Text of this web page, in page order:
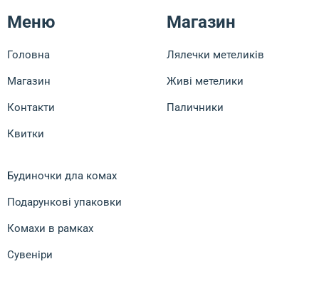
Меню
Головна
Магазин
Контакти
Квитки
Магазин
Лялечки метеликів
Живі метелики
Паличники
Будиночки дла комах
Подарункові упаковки
Комахи в рамках
Сувеніри